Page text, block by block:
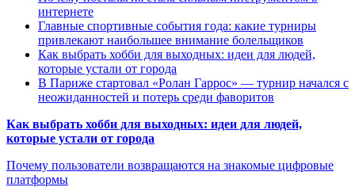
интернете
Главные спортивные события года: какие турниры
привлекают наибольшее внимание болельщиков
Как выбрать хобби для выходных: идеи для людей,
которые устали от города
В Париже стартовал «Ролан Гаррос» — турнир начался с
неожиданностей и потерь среди фаворитов
Как выбрать хобби для выходных: идеи для людей,
которые устали от города
Почему пользователи возвращаются на знакомые цифровые
платформы